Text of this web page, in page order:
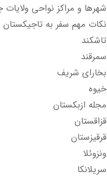
شهرها و مراکز نواحی
نکات مهم سفر به تاجیکستان
تاشکند
سمرقند
بخارای شریف
خیوه
مجله ازبکستان
قزاقستان
قرقیزستان
ونزوئلا
سریلانکا